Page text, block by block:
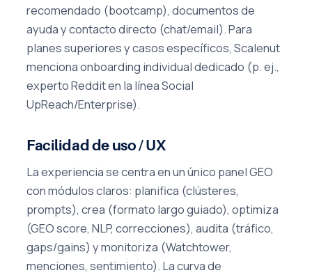
recomendado (bootcamp), documentos de
ayuda y contacto directo (chat/email). Para
planes superiores y casos específicos, Scalenut
menciona onboarding individual dedicado (p. ej.,
experto Reddit en la línea Social
UpReach/Enterprise).
Facilidad de uso / UX
La experiencia se centra en un único panel GEO
con módulos claros: planifica (clústeres,
prompts), crea (formato largo guiado), optimiza
(GEO score, NLP, correcciones), audita (tráfico,
gaps/gains) y monitoriza (Watchtower,
menciones, sentimiento). La curva de